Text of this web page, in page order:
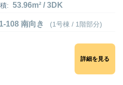
: 53.96m² / 3DK
1-108 南向き (1号棟 / 1階部分)
詳細を見る